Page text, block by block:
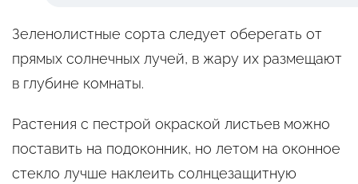
Зеленолистные сорта следует оберегать от
прямых солнечных лучей, в жару их размещают
в глубине комнаты.
Растения с пестрой окраской листьев можно
поставить на подоконник, но летом на оконное
стекло лучше наклеить солнцезащитную